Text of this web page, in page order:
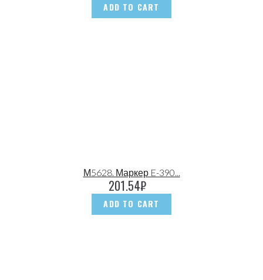
ADD TO CART
М5628. Маркер E-390...
201.54₽
ADD TO CART